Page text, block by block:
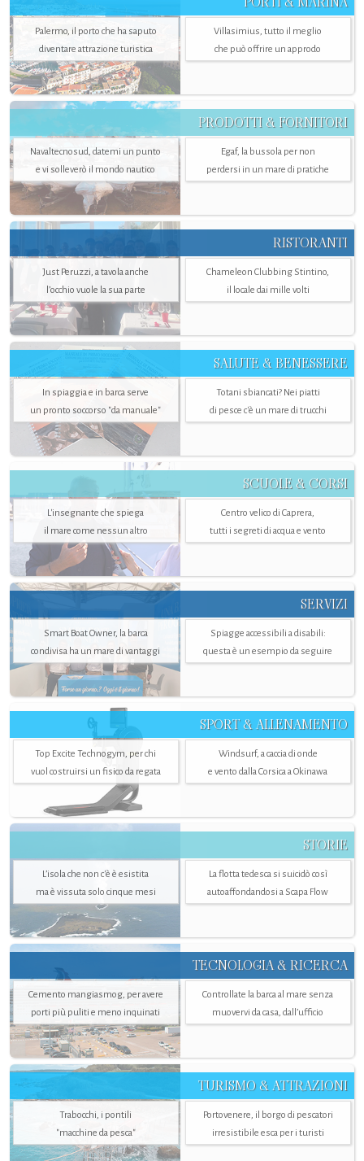
Palermo, il porto che ha saputo
diventare attrazione turistica
Villasimius, tutto il meglio
che può offrire un approdo
PRODOTTI & FORNITORI
Navaltecnosud, datemi un punto
e vi solleverò il mondo nautico
Egaf, la bussola per non
perdersi in un mare di pratiche
RISTORANTI
Just Peruzzi, a tavola anche
l’occhio vuole la sua parte
Chameleon Clubbing Stintino,
il locale dai mille volti
SALUTE & BENESSERE
In spiaggia e in barca serve
un pronto soccorso "da manuale"
Totani sbiancati? Nei piatti
di pesce c'è un mare di trucchi
SCUOLE & CORSI
L'insegnante che spiega
il mare come nessun altro
Centro velico di Caprera,
tutti i segreti di acqua e vento
SERVIZI
Smart Boat Owner, la barca
condivisa ha un mare di vantaggi
Spiagge accessibili a disabili:
questa è un esempio da seguire
SPORT & ALLENAMENTO
Top Excite Technogym, per chi
vuol costruirsi un fisico da regata
Windsurf, a caccia di onde
e vento dalla Corsica a Okinawa
STORIE
L’isola che non c'è è esistita
ma è vissuta solo cinque mesi
La flotta tedesca si suicidò così
autoaffondandosi a Scapa Flow
TECNOLOGIA & RICERCA
Cemento mangiasmog, per avere
porti più puliti e meno inquinati
Controllate la barca al mare senza
muovervi da casa, dall’ufficio
TURISMO & ATTRAZIONI
Trabocchi, i pontili
"macchine da pesca"
Portovenere, il borgo di pescatori
irresistibile esca per i turisti